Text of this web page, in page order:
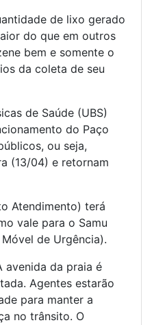
de lixo gerado
do que em outros
bem e somente o
da coleta de seu
de Saúde (UBS)
do Paço
ou seja,
(13/04) e retornam
Atendimento) terá
vale para o Samu
de Urgência).
avenida da praia é
Agentes estarão
para manter a
no trânsito. O